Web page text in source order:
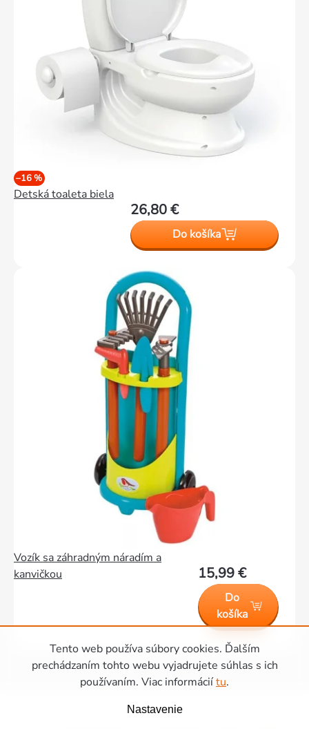
Tento web používa súbory cookies. Ďalším
prechádzaním tohto webu vyjadrujete súhlas s ich
používaním. Viac informáciítu.
Nastavenie
–16 %
Detská toaleta biela
26,80 €
Do košíka
Vozík sa záhradným náradím a
kanvičkou
15,99 €
Do
košíka
Ovládacie